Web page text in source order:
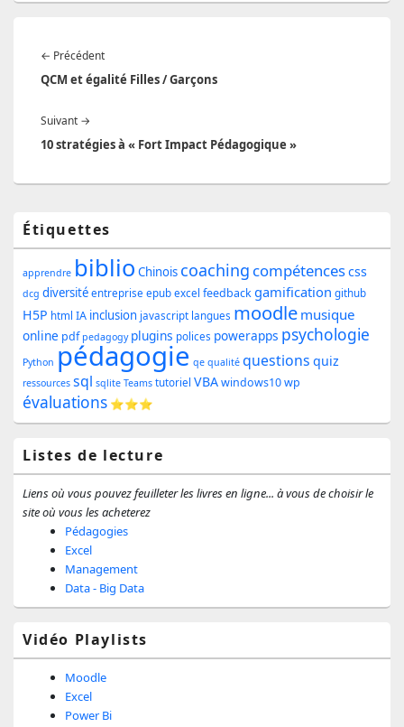
de
l’article
← PrécédentArticle
précédent :
QCM et égalité Filles / Garçons
Suivant →
suivant :
10 stratégies à « Fort Impact Pédagogique »
Zone
principale
de
widget
pour
la
barre
latérale
Étiquettes
apprendre biblio Chinois coaching compétencescss
dcg diversité entreprise epub excel feedbackgamification github
H5P html IA inclusion javascript langues moodle musique
online pdf pedagogy plugins polices powerapps psychologie
Python pédagogie qe qualité questions quiz
ressources sql sqlite Teams tutoriel VBAwindows10wp
évaluations ⭐⭐⭐
Listes de lecture
Liens où vous pouvez feuilleter les livres en ligne... à vous de choisir le
site où vous les acheterez
Pédagogies
Excel
Management
Data - Big Data
Vidéo Playlists
Moodle
Excel
Power Bi